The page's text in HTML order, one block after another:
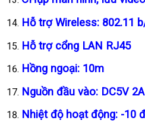
Hỗ trợ Wireless: 802.11
Hỗ trợ cổng LAN RJ45
Hồng ngoại: 10m
Nguồn đầu vào: DC5V 2A
Nhiệt độ hoạt động: -10